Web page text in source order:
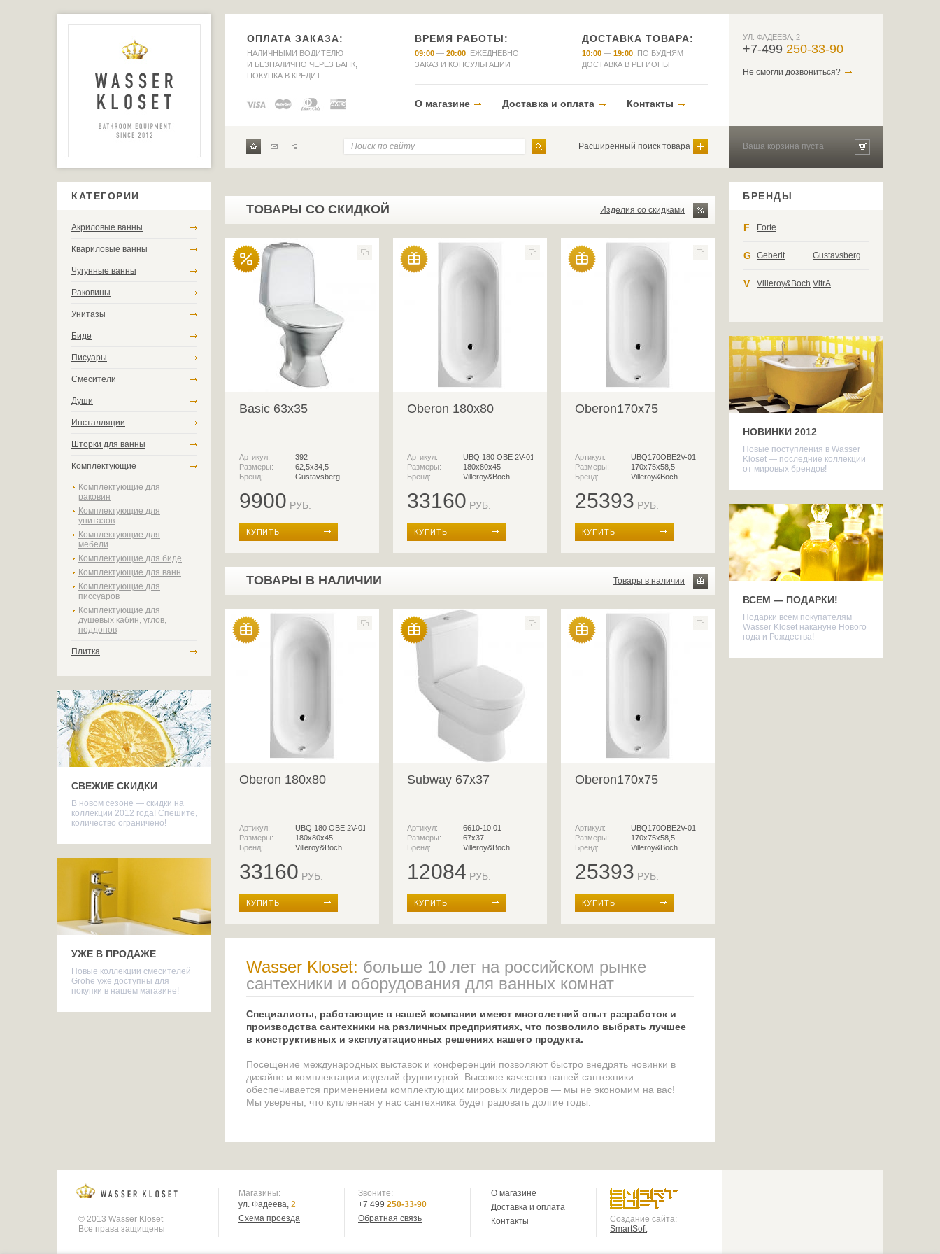
ОПЛАТА ЗАКАЗА:
НАЛИЧНЫМИ ВОДИТЕЛЮ
И БЕЗНАЛИЧНО ЧЕРЕЗ БАНК,
ПОКУПКА В КРЕДИТ
ВРЕМЯ РАБОТЫ:
09:00 — 20:00 , ЕЖЕДНЕВНО
ЗАКАЗ И КОНСУЛЬТАЦИИ
ДОСТАВКА ТОВАРА:
10:00 — 19:00 , ПО БУДНЯМ
ДОСТАВКА В РЕГИОНЫ
О магазине Доставка и оплата Контакты
УЛ. ФАДЕЕВА, 2
+7-499 250-33-90
Не смогли дозвониться?
Расширенный поиск товара Ваша корзина пуста
КАТЕГОРИИ
Акриловые ванны
Квариловые ванны
Чугунные ванны
Раковины
Унитазы
Биде
Писуары
Смесители
Души
Инсталляции
Шторки для ванны
Комплектующие
Комплектующие для
раковин
Комплектующие для
унитазов
Комплектующие для
мебели
Комплектующие для биде
Комплектующие для ванн
Комплектующие для
писсуаров
Комплектующие для
душевых кабин, углов,
поддонов
Плитка
СВЕЖИЕ СКИДКИ
В новом сезоне — скидки на
коллекции 2012 года! Спешите,
количество ограничено!
УЖЕ В ПРОДАЖЕ
Новые коллекции смесителей
Grohe уже доступны для
покупки в нашем магазине!
ТОВАРЫ СО СКИДКОЙ Изделия со скидками
Basic 63x35
Артикул:
392
Размеры:
62,5x34,5
Бренд:
Gustavsberg
9900 РУБ.
КУПИТЬ
Oberon 180x80
Артикул:
UBQ 180 OBE 2V-01
Размеры:
180x80х45
Бренд:
Villeroy&Boch
33160 РУБ.
КУПИТЬ
Oberon170x75
Артикул:
UBQ170OBE2V-01
Размеры:
170х75х58,5
Бренд:
Villeroy&Boch
25393 РУБ.
КУПИТЬ
ТОВАРЫ В НАЛИЧИИ Товары в наличии
Oberon 180x80
Артикул:
UBQ 180 OBE 2V-01
Размеры:
180x80х45
Бренд:
Villeroy&Boch
33160 РУБ.
КУПИТЬ
Subway 67x37
Артикул:
6610-10 01
Размеры:
67х37
Бренд:
Villeroy&Boch
12084 РУБ.
КУПИТЬ
Oberon170x75
Артикул:
UBQ170OBE2V-01
Размеры:
170х75х58,5
Бренд:
Villeroy&Boch
25393 РУБ.
КУПИТЬ
Wasser Kloset: больше 10 лет на российском рынке
сантехники и оборудования для ванных комнат
Специалисты, работающие в нашей компании имеют многолетний опыт разработок и
производства сантехники на различных предприятиях, что позволило выбрать лучшее
в конструктивных и эксплуатационных решениях нашего продукта.
Посещение международных выставок и конференций позволяют быстро внедрять новинки в
дизайне и комплектации изделий фурнитурой. Высокое качество нашей сантехники
обеспечивается применением комплектующих мировых лидеров — мы не экономим на вас!
Мы уверены, что купленная у нас сантехника будет радовать долгие годы.
БРЕНДЫ
F Forte
G Geberit Gustavsberg
V Villeroy&Boch VitrA
НОВИНКИ 2012
Новые поступления в Wasser
Kloset — последние коллекции
от мировых брендов!
ВСЕМ — ПОДАРКИ!
Подарки всем покупателям
Wasser Kloset накануне Нового
года и Рождества!
© 2013 Wasser Kloset
Все права защищены
Магазины:
ул. Фадеева, 2
Схема проезда
Звоните:
+7 499 250-33-90
Обратная связь
О магазине
Доставка и оплата
Контакты
Создание сайта:
SmartSoft